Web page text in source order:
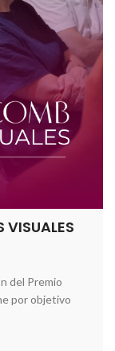
VISUALES
del Premio
por objetivo